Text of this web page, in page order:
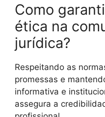
Como
ética na
jurídica?
Respeitando as
promessas e
informativa e
assegura a